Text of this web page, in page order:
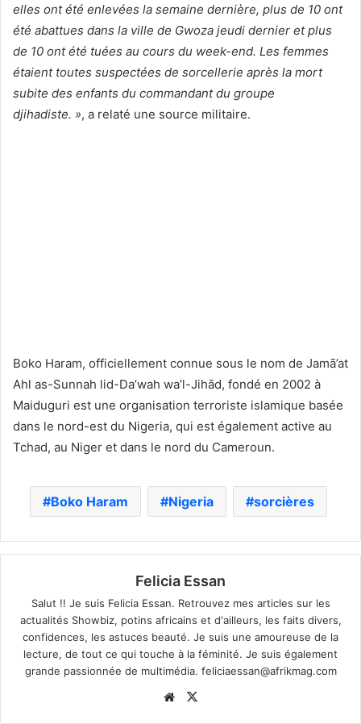
elles ont été enlevées la semaine dernière, plus de 10 ont
été abattues dans la ville de Gwoza jeudi dernier et plus
de 10 ont été tuées au cours du week-end. Les femmes
étaient toutes suspectées de sorcellerie après la mort
subite des enfants du commandant du groupe
djihadiste. », a relaté une source militaire.
Boko Haram, officiellement connue sous le nom de Jamā’at
Ahl as-Sunnah lid-Da’wah wa’l-Jihād, fondé en 2002 à
Maiduguri est une organisation terroriste islamique basée
dans le nord-est du Nigeria, qui est également active au
Tchad, au Niger et dans le nord du Cameroun.
Boko Haram Nigeria sorcières
Felicia Essan
Salut !! Je suis Felicia Essan. Retrouvez mes articles sur les
actualités Showbiz, potins africains et d'ailleurs, les faits divers,
confidences, les astuces beauté. Je suis une amoureuse de la
lecture, de tout ce qui touche à la féminité. Je suis également
grande passionnée de multimédia. feliciaessan@afrikmag.com
Website